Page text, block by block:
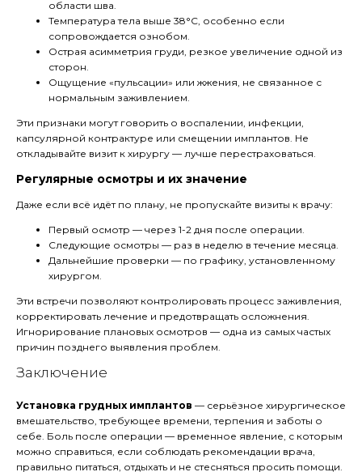
области шва.
Температура тела выше 38°C, особенно если
сопровождается ознобом.
Острая асимметрия груди, резкое увеличение одной из
сторон.
Ощущение «пульсации» или жжения, не связанное с
нормальным заживлением.
Эти признаки могут говорить о воспалении, инфекции,
капсулярной контрактуре или смещении имплантов. Не
откладывайте визит к хирургу — лучше перестраховаться.
Регулярные осмотры и их значение
Даже если всё идёт по плану, не пропускайте визиты к врачу:
Первый осмотр — через 1-2 дня после операции.
Следующие осмотры — раз в неделю в течение месяца.
Дальнейшие проверки — по графику, установленному
хирургом.
Эти встречи позволяют контролировать процесс заживления,
корректировать лечение и предотвращать осложнения.
Игнорирование плановых осмотров — одна из самых частых
причин позднего выявления проблем.
Заключение
Установка грудных имплантов — серьёзное хирургическое
вмешательство, требующее времени, терпения и заботы о
себе. Боль после операции — временное явление, с которым
можно справиться, если соблюдать рекомендации врача,
правильно питаться, отдыхать и не стесняться просить помощи.